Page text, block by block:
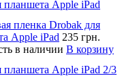
планшета Apple iPad
пленка Drobak для
Apple iPad 235 грн.
в наличии В корзину
планшета Apple iPad 2/3